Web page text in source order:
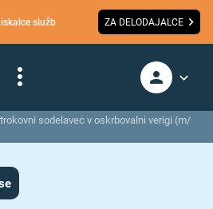
služb ZA DELODAJALCE
sodelavec v oskrbovalni verigi (m/